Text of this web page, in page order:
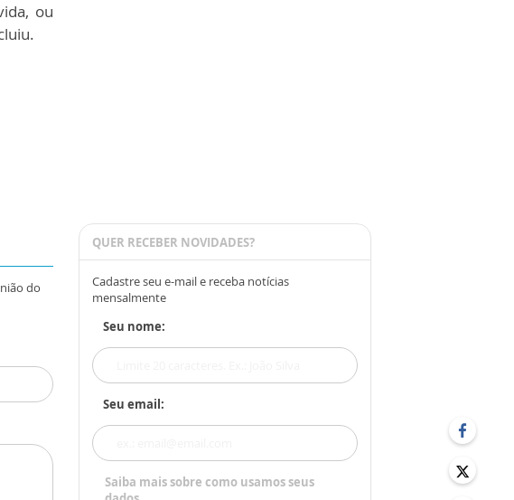
ou
do
QUER RECEBER NOVIDADES?
Cadastre seu e-mail e receba notícias
mensalmente
Seu nome:
Seu email:
Saiba mais sobre como usamos seus